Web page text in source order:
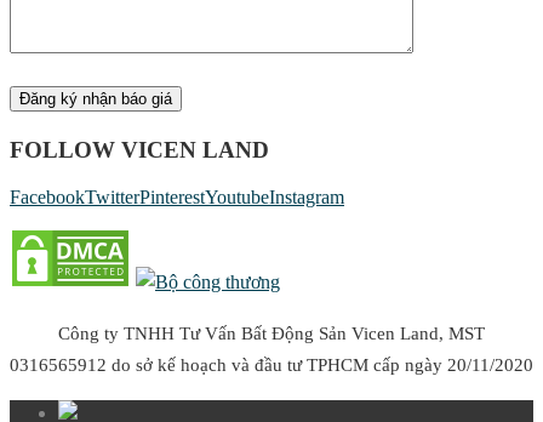
FOLLOW VICEN LAND
FacebookTwitterPinterestYoutubeInstagram
Công ty TNHH Tư Vấn Bất Động Sản Vicen Land, MST
0316565912 do sở kế hoạch và đầu tư TPHCM cấp ngày 20/11/2020